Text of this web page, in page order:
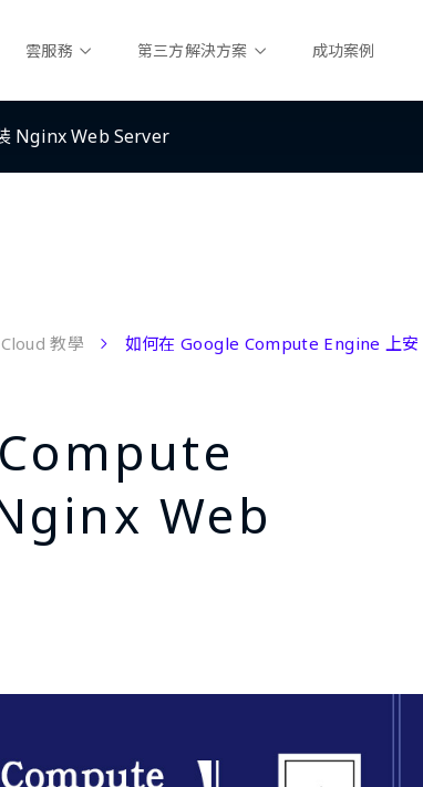
雲服務 第三方解決方案 成功案例
Nginx Web Server
教學
如何在 Google Compute Engine 上安
Web